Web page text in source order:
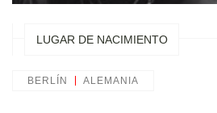
LUGAR DE NACIMIENTO
BERLÍN ALEMANIA